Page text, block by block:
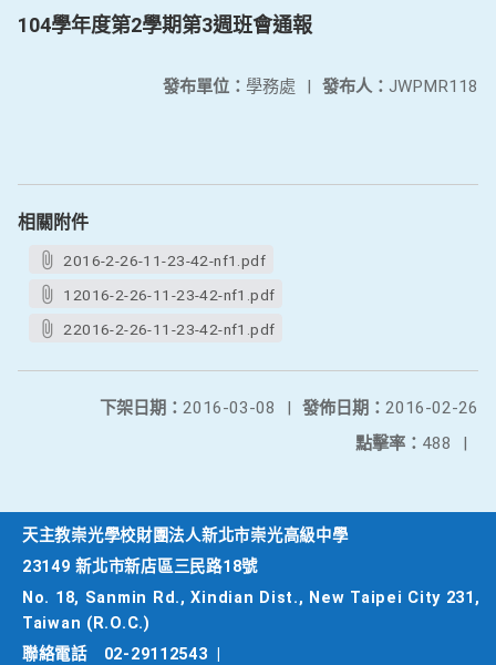
104學年度第2學期第3週班會通報
發布人： JWPMR118
發布單位： 學務處 |
相關附件
2016-2-26-11-23-42-nf1.pdf
12016-2-26-11-23-42-nf1.pdf
22016-2-26-11-23-42-nf1.pdf
發佈日期： 2016-02-26
下架日期： 2016-03-08
|
點擊率： 488 |
天主教崇光學校財團法人新北市崇光高級中學
23149 新北市新店區三民路18號
No. 18, Sanmin Rd., Xindian Dist., New Taipei City 231,
Taiwan (R.O.C.)
聯絡電話
02-29112543